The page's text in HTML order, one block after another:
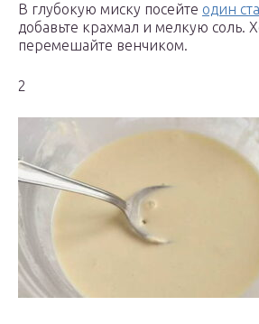
В глубокую миску посейте один
добавьте крахмал и мелкую соль.
перемешайте венчиком.
2